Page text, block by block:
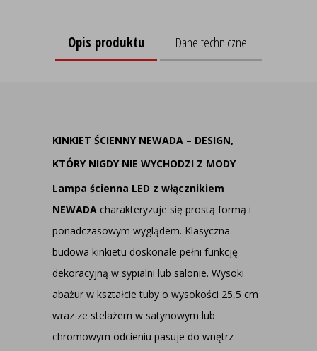
Opis produktu Dane techniczne
KINKIET ŚCIENNY NEWADA – DESIGN,
KTÓRY NIGDY NIE WYCHODZI Z MODY
Lampa ścienna LED z włącznikiem
NEWADA charakteryzuje się prostą formą i
ponadczasowym wyglądem. Klasyczna
budowa kinkietu doskonale pełni funkcję
dekoracyjną w sypialni lub salonie. Wysoki
abażur w kształcie tuby o wysokości 25,5 cm
wraz ze stelażem w satynowym lub
chromowym odcieniu pasuje do wnętrz